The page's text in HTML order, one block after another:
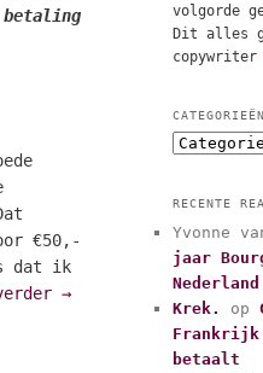
€50,-
dat ik
→
volgorde
Dit alles
copywriter
CATEGORIEËN
C
e
g
o
r
i
e
ë
RECENTE
Yvonne
jaar
Nederland
Krek.
op
betaalt